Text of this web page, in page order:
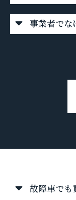
事業者でな
故障車でも